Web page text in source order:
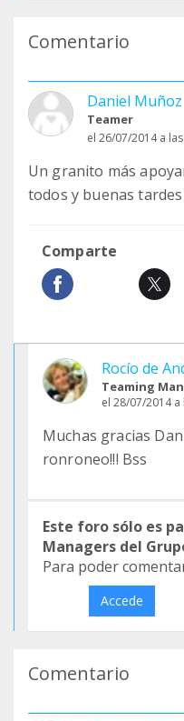
Comentario
Daniel Muñoz
Teamer
el 26/07/2014 a
Un granito más
todos y buenas
Comparte
Rocío de
Teaming
el 28/07/2014 a
Muchas gracias
ronroneo!!! Bss
Este foro sólo es
Managers del
Para poder
Accede
Comentario